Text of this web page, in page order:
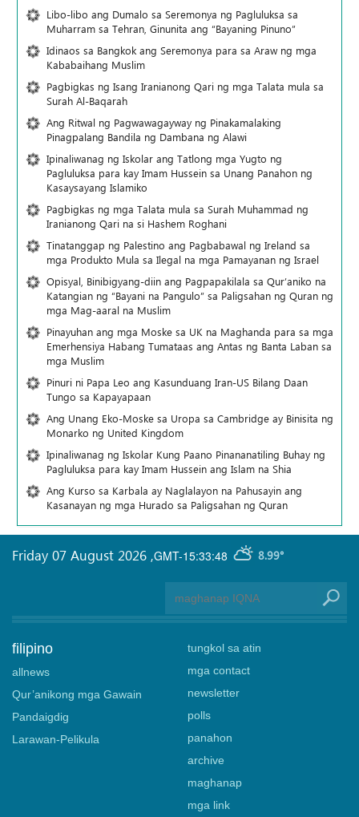
Libo-libo ang Dumalo sa Seremonya ng Pagluluksa sa
Muharram sa Tehran, Ginunita ang “Bayaning Pinuno”
Idinaos sa Bangkok ang Seremonya para sa Araw ng mga
Kababaihang Muslim
Pagbigkas ng Isang Iranianong Qari ng mga Talata mula sa
Surah Al-Baqarah
Ang Ritwal ng Pagwawagayway ng Pinakamalaking
Pinagpalang Bandila ng Dambana ng Alawi
Ipinaliwanag ng Iskolar ang Tatlong mga Yugto ng
Pagluluksa para kay Imam Hussein sa Unang Panahon ng
Kasaysayang Islamiko
Pagbigkas ng mga Talata mula sa Surah Muhammad ng
Iranianong Qari na si Hashem Roghani
Tinatanggap ng Palestino ang Pagbabawal ng Ireland sa
mga Produkto Mula sa Ilegal na mga Pamayanan ng Israel
Opisyal, Binibigyang-diin ang Pagpapakilala sa Qur’aniko na
Katangian ng “Bayani na Pangulo” sa Paligsahan ng Quran ng
mga Mag-aaral na Muslim
Pinayuhan ang mga Moske sa UK na Maghanda para sa mga
Emerhensiya Habang Tumataas ang Antas ng Banta Laban sa
mga Muslim
Pinuri ni Papa Leo ang Kasunduang Iran-US Bilang Daan
Tungo sa Kapayapaan
Ang Unang Eko-Moske sa Uropa sa Cambridge ay Binisita ng
Monarko ng United Kingdom
Ipinaliwanag ng Iskolar Kung Paano Pinananatiling Buhay ng
Pagluluksa para kay Imam Hussein ang Islam na Shia
Ang Kurso sa Karbala ay Naglalayon na Pahusayin ang
Kasanayan ng mga Hurado sa Paligsahan ng Quran
GMT-15:33:48 8.99°
Friday 07 August 2026 ,
filipino
allnews
Qur’anikong mga Gawain
Pandaigdig
Larawan-Pelikula
tungkol sa atin
mga contact
newsletter
polls
panahon
archive
maghanap
mga link